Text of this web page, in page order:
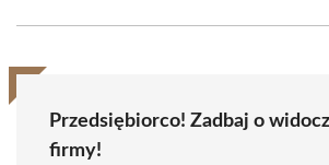
Przedsiębiorco! Zadbaj o
firmy!